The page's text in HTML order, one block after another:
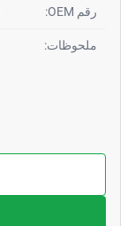
رقم OEM:
ملحوظات: